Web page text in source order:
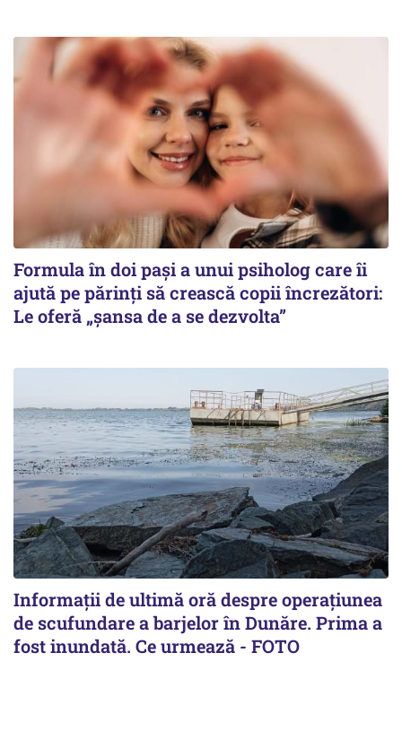
Formula în doi pași a unui psiholog care îi
ajută pe părinți să crească copii încrezători:
Le oferă „șansa de a se dezvolta”
Informații de ultimă oră despre operațiunea
de scufundare a barjelor în Dunăre. Prima a
fost inundată. Ce urmează - FOTO